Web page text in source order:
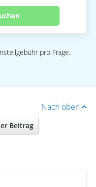
pro Frage.
Nach oben
Beitrag